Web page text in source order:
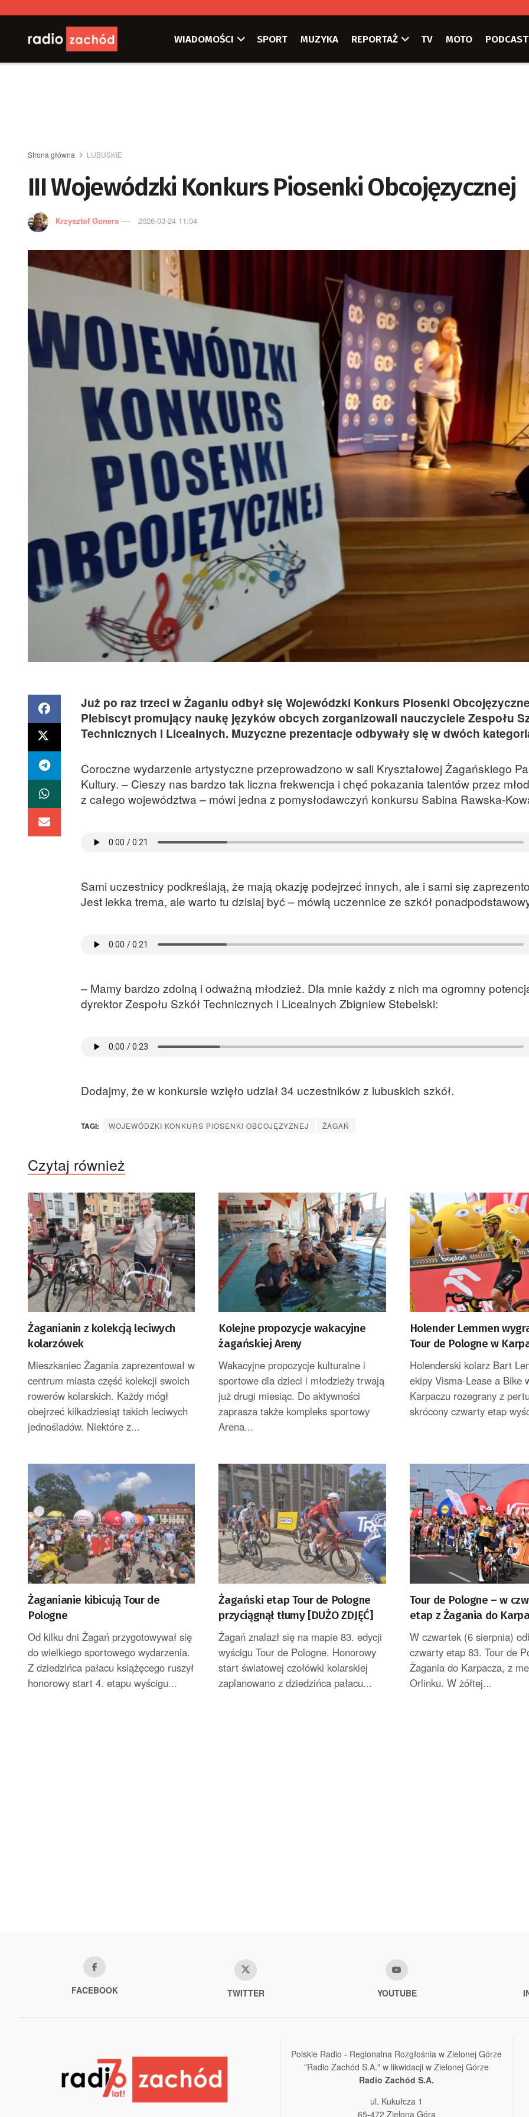
WIADOMOŚCI SPORT MUZYKA REPORTAŻ TV MOTO
Strona główna LUBUSKIE
III Wojewódzki Konkurs Piosenki Obcojęzycznej
Krzysztof Gonera 2026-03-24 11:04
Już po raz trzeci w Żaganiu odbył się Wojewódzki Konkurs Piosenki
Plebiscyt promujący naukę języków obcych zorganizowali nauczyciele Zespołu
Technicznych i Licealnych. Muzyczne prezentacje odbywały się w dwóch
Coroczne wydarzenie artystyczne przeprowadzono w sali Kryształowej Żagańskiego
Kultury. – Cieszy nas bardzo tak liczna frekwencja i chęć pokazania talentów przez
z całego województwa – mówi jedna z pomysłodawczyń konkursu Sabina Rawska-
Sami uczestnicy podkreślają, że mają okazję podejrzeć innych, ale i sami się
Jest lekka trema, ale warto tu dzisiaj być – mówią uczennice ze szkół
– Mamy bardzo zdolną i odważną młodzież. Dla mnie każdy z nich ma ogromny
dyrektor Zespołu Szkół Technicznych i Licealnych Zbigniew Stebelski:
Dodajmy, że w konkursie wzięło udział 34 uczestników z lubuskich szkół.
TAGI: WOJEWÓDZKI KONKURS PIOSENKI OBCOJĘZYZNEJ ŻAGAŃ
Czytaj również
Żaganianin z kolekcją leciwych
kolarzówek
Mieszkaniec Żagania zaprezentował w
centrum miasta część kolekcji swoich
rowerów kolarskich. Każdy mógł
obejrzeć kilkadziesiąt takich leciwych
jednośladów. Niektóre z...
Kolejne propozycje wakacyjne
żagańskiej Areny
Wakacyjne propozycje kulturalne i
sportowe dla dzieci i młodzieży trwają
już drugi miesiąc. Do aktywności
zaprasza także kompleks sportowy
Arena...
Holender Lemmen
Tour de Pologne w
został liderem
Holenderski kolarz Bart
ekipy Visma-Lease a Bike
Karpaczu rozegrany z
skrócony czwarty etap
Żaganianie kibicują Tour de
Pologne
Od kilku dni Żagań przygotowywał się
do wielkiego sportowego wydarzenia.
Z dziedzińca pałacu książęcego ruszył
honorowy start 4. etapu wyścigu...
Żagański etap Tour de Pologne
przyciągnął tłumy [DUŻO ZDJĘĆ]
Żagań znalazł się na mapie 83. edycji
wyścigu Tour de Pologne. Honorowy
start światowej czołówki kolarskiej
zaplanowano z dziedzińca pałacu...
Tour de Pologne – w
etap z Żagania do
W czwartek (6 sierpnia)
czwarty etap 83. Tour de
Żagania do Karpacza, z
Orlinku. W żółtej...
FACEBOOK TWITTER YOUTUBE
Polskie Radio - Regionalna Rozgłośnia w Zielonej Górze
"Radio Zachód S.A." w likwidacji w Zielonej Górze
Radio Zachód S.A.
ul. Kukułcza 1
65-472 Zielona Góra